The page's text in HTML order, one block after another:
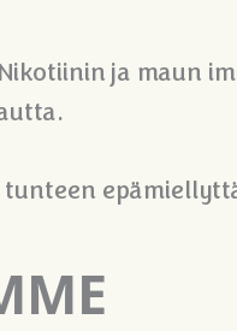
ja maun